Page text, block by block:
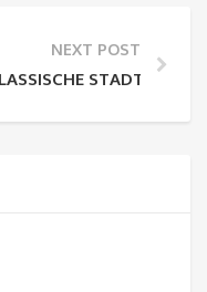
EIN ECHTES TEAM?
NEXT POST